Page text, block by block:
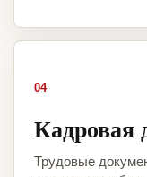
04
Кадровая
Трудовые